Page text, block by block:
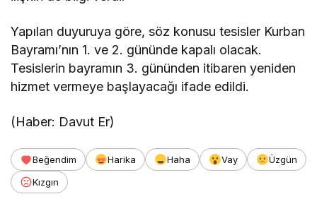
Yapılan duyuruya göre, söz konusu tesisler Kurban
Bayramı’nın 1. ve 2. gününde kapalı olacak.
Tesislerin bayramın 3. gününden itibaren yeniden
hizmet vermeye başlayacağı ifade edildi.
(Haber: Davut Er)
Beğendim Harika Haha Vay
Üzgün
Kızgın